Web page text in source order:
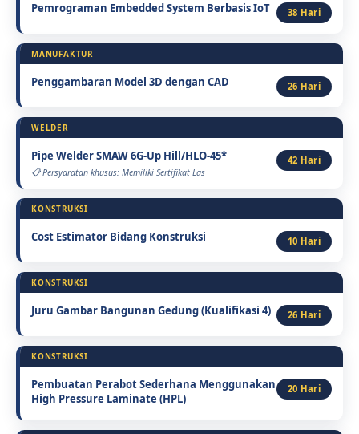
Pemrograman Embedded System Berbasis IoT 38 Hari
MANUFAKTUR
Penggambaran Model 3D dengan CAD 26 Hari
WELDER
Pipe Welder SMAW 6G-Up Hill/HLO-45*
Persyaratan khusus: Memiliki Sertifikat Las
42 Hari
KONSTRUKSI
Cost Estimator Bidang Konstruksi 10 Hari
KONSTRUKSI
Juru Gambar Bangunan Gedung (Kualifikasi 4) 26 Hari
KONSTRUKSI
Pembuatan Perabot Sederhana Menggunakan
High Pressure Laminate (HPL)
20 Hari